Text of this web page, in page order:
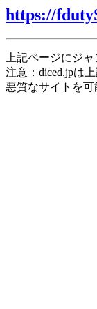
https://
上記ページにジ
注意：diced.jpは
悪質なサイトを